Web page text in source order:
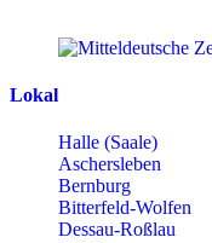
Lokal
Halle (Saale)
Aschersleben
Bernburg
Bitterfeld-Wolfen
Dessau-Roßlau